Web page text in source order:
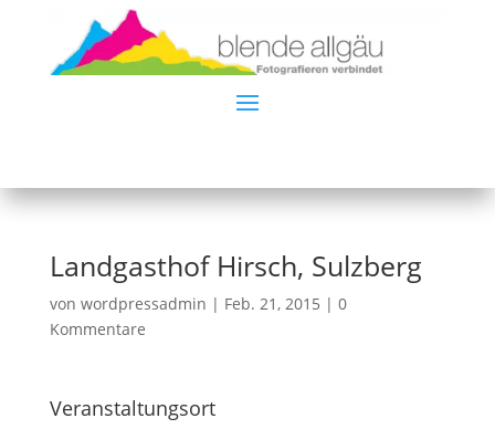
Landgasthof Hirsch, Sulzberg
von wordpressadmin | Feb. 21, 2015 | 0
Kommentare
Veranstaltungsort